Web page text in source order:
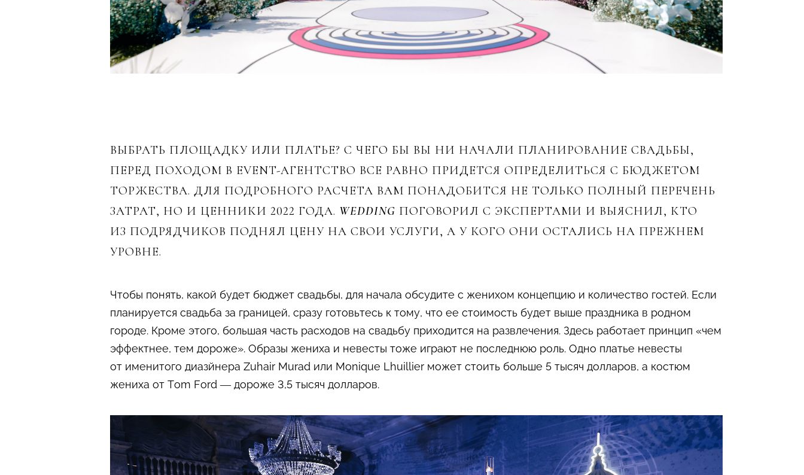
ВЫБРАТЬ ПЛОЩАДКУ ИЛИ ПЛАТЬЕ? С ЧЕГО БЫ ВЫ НИ НАЧАЛИ ПЛАНИРОВАНИЕ СВАДЬБЫ,
ПЕРЕД ПОХОДОМ В EVENT-АГЕНТСТВО ВСЕ РАВНО ПРИДЕТСЯ ОПРЕДЕЛИТЬСЯ С БЮДЖЕТОМ
ТОРЖЕСТВА. ДЛЯ ПОДРОБНОГО РАСЧЕТА ВАМ ПОНАДОБИТСЯ НЕ ТОЛЬКО ПОЛНЫЙ ПЕРЕЧЕНЬ
ЗАТРАТ, НО И ЦЕННИКИ 2022 ГОДА. WEDDING ПОГОВОРИЛ С ЭКСПЕРТАМИ И ВЫЯСНИЛ, КТО
ИЗ ПОДРЯДЧИКОВ ПОДНЯЛ ЦЕНУ НА СВОИ УСЛУГИ, А У КОГО ОНИ ОСТАЛИСЬ НА ПРЕЖНЕМ
УРОВНЕ.
Чтобы понять, какой будет бюджет свадьбы, для начала обсудите с женихом концепцию и количество гостей. Если
планируется свадьба за границей, сразу готовьтесь к тому, что ее стоимость будет выше праздника в родном
городе. Кроме этого, большая часть расходов на свадьбу приходится на развлечения. Здесь работает принцип «чем
эффектнее, тем дороже». Образы жениха и невесты тоже играют не последнюю роль. Одно платье невесты
от именитого диазйнера Zuhair Murad или Monique Lhuillier может стоить больше 5 тысяч долларов, а костюм
жениха от Tom Ford — дороже 3,5 тысяч долларов.